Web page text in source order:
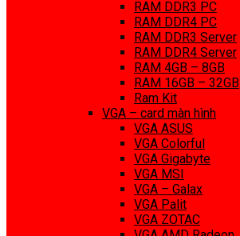
RAM DDR3 PC
RAM DDR4 PC
RAM DDR3 Server
RAM DDR4 Server
RAM 4GB – 8GB
RAM 16GB – 32GB
Ram Kit
VGA – card màn hình
VGA ASUS
VGA Colorful
VGA Gigabyte
VGA MSI
VGA – Galax
VGA Palit
VGA ZOTAC